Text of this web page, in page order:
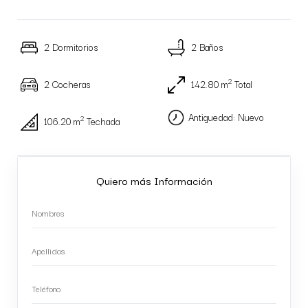
2 Dormitorios 2 Baños
2 Cocheras 142.80 m2 Total
106.20 m2 Techada Antiguedad: Nuevo
Quiero más Información